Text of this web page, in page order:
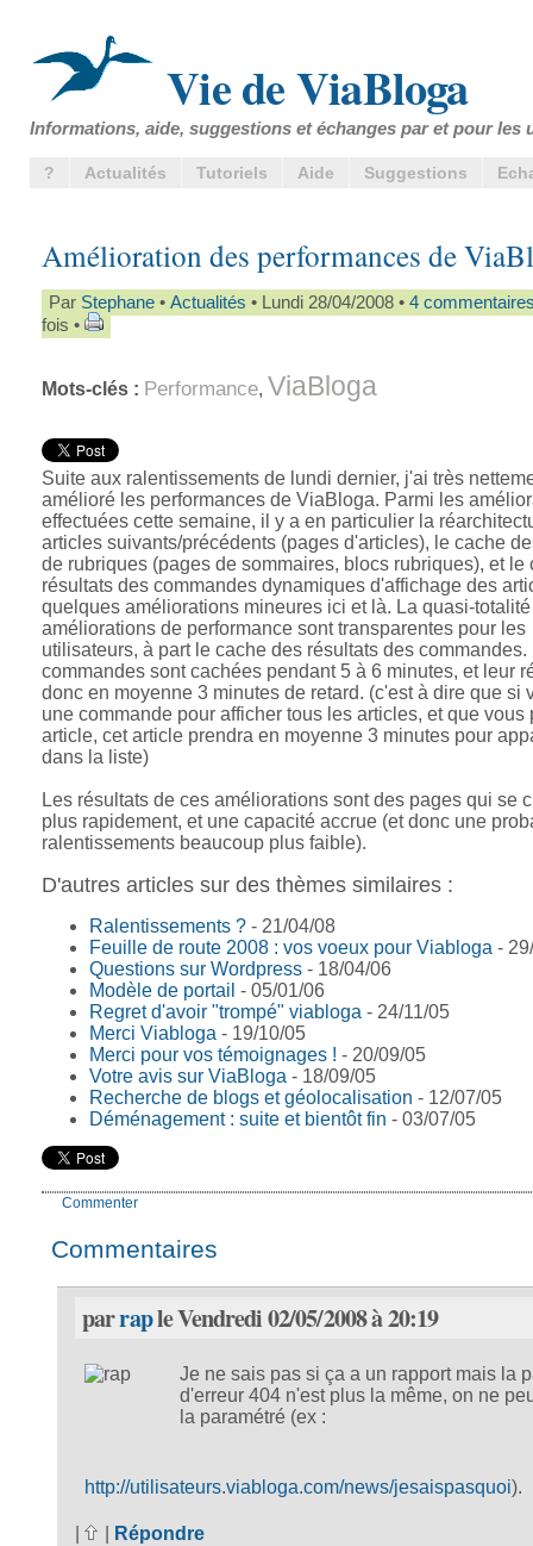
Vie de ViaBloga
Informations, aide, suggestions et échanges par et pour les
? Actualités Tutoriels Aide Suggestions
Amélioration des performances de
Par Stephane • Actualités • Lundi 28/04/2008 • 4
fois •
Mots-clés : Performance, ViaBloga
Suite aux ralentissements de lundi dernier, j'ai très
amélioré les performances de ViaBloga. Parmi les
effectuées cette semaine, il y a en particulier la
articles suivants/précédents (pages d'articles), le cache
de rubriques (pages de sommaires, blocs rubriques), et le
résultats des commandes dynamiques d'affichage des
quelques améliorations mineures ici et là. La quasi-
améliorations de performance sont transparentes pour les
utilisateurs, à part le cache des résultats des commandes.
commandes sont cachées pendant 5 à 6 minutes, et leur
donc en moyenne 3 minutes de retard. (c'est à dire que si
une commande pour afficher tous les articles, et que vous
article, cet article prendra en moyenne 3 minutes pour
dans la liste)
Les résultats de ces améliorations sont des pages qui se
plus rapidement, et une capacité accrue (et donc une
ralentissements beaucoup plus faible).
D'autres articles sur des thèmes similaires :
Ralentissements ? - 21/04/08
Feuille de route 2008 : vos voeux pour Viabloga -
Questions sur Wordpress - 18/04/06
Modèle de portail - 05/01/06
Regret d'avoir "trompé" viabloga - 24/11/05
Merci Viabloga - 19/10/05
Merci pour vos témoignages ! - 20/09/05
Votre avis sur ViaBloga - 18/09/05
Recherche de blogs et géolocalisation - 12/07/05
Déménagement : suite et bientôt fin - 03/07/05
Commenter
Commentaires
parraple Vendredi 02/05/2008 à 20:19
Je ne sais pas si ça a un rapport mais la
d'erreur 404 n'est plus la même, on ne
la paramétré (ex :
http://utilisateurs.viabloga.com/news/jesaispasquoi).
Répondre